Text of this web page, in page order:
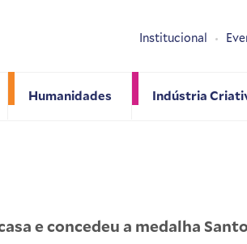
Humanidades Indústria
Institucional
e concedeu a medalha